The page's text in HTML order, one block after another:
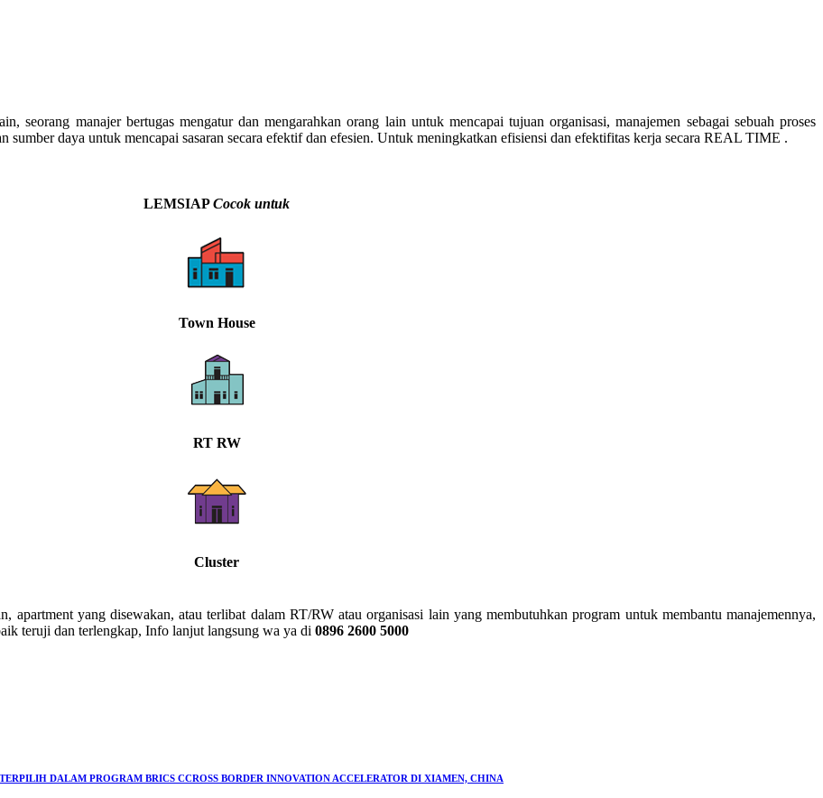
seorang manajer bertugas mengatur dan mengarahkan orang lain untuk mencapai tujuan organisasi, manajemen sebagai sebuah proses
sumber daya untuk mencapai sasaran secara efektif dan efesien. Untuk meningkatkan efisiensi dan efektifitas kerja secara REAL TIME .
LEMSIAP Cocok untuk
Town House
RT RW
Cluster
apartment yang disewakan, atau terlibat dalam RT/RW atau organisasi lain yang membutuhkan program untuk membantu manajemennya,
teruji dan terlengkap, Info lanjut langsung wa ya di 0896 2600 5000
DALAM PROGRAM BRICS CCROSS BORDER INNOVATION ACCELERATOR DI XIAMEN, CHINA